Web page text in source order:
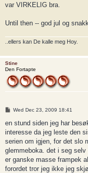
var VIRKELIG bra.
Until then -- god jul og
..ellers kan De kalle meg Hoy.
Stine
Den Fortapte
P
s
Wed Dec 23, 2009 18:41
en stund siden jeg har
interesse da jeg leste den
serien om igjen, for det slo
glemmeboka. det i seg
er ganske masse frampek
forordet tror jeg ikke jeg